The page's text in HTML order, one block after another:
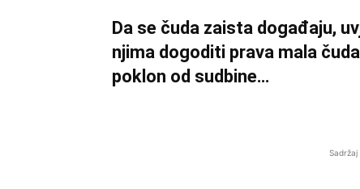
Da se čuda zaista događaju,
njima dogoditi prava mala
poklon od sudbine…